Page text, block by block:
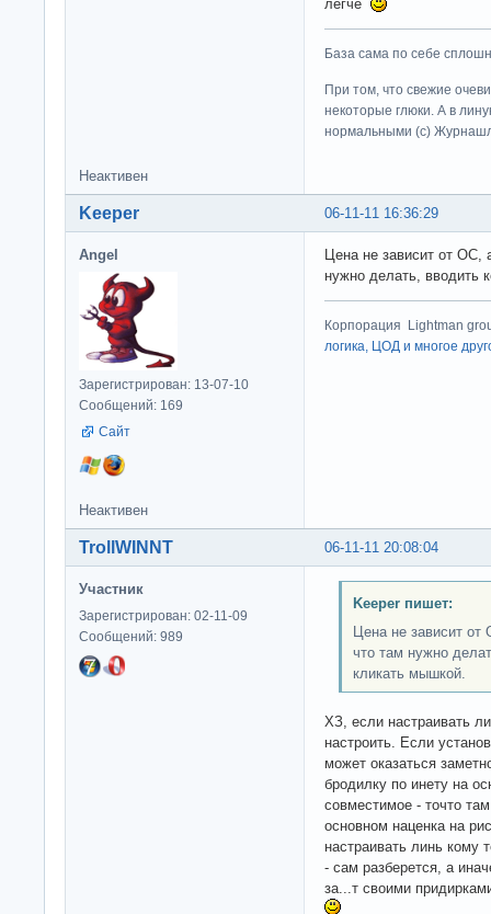
легче
База сама по себе
При том, что свежие
некоторые глюки. А в
нормальными (c)
Неактивен
06-11-11 16:36:29
Keeper
Angel
Зарегистрирован: 13-07-10
Сообщений: 169
Сайт
Цена не зависит от ОС,
нужно делать, вводить
Корпорация Lightman
логика, ЦОД и многое
Неактивен
06-11-11 20:08:04
TrollWINNT
Участник
Зарегистрирован: 02-11-09
Сообщений: 989
Keeper пишет:
Цена не зависит от
что там нужно
кликать мышкой.
ХЗ, если настраивать
настроить. Если
может оказаться
бродилку по инету на
совместимое - точто
основном наценка на
настраивать линь кому
- сам разберется, а
за...т своими